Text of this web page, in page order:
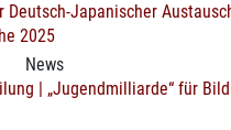
Deutsch-Japanischer
2025
News
| „Jugendmilliarde“ für